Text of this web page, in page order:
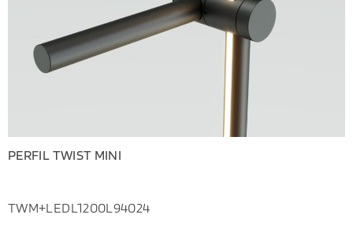
PERFIL TWIST MINI
TWM+LEDL1200L94024